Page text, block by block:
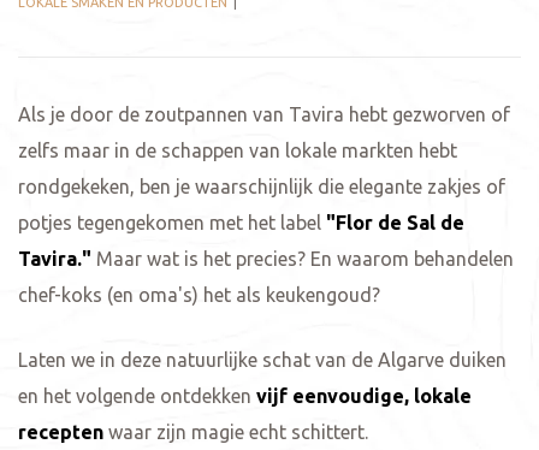
Als je door de zoutpannen van Tavira hebt gezworven of
zelfs maar in de schappen van lokale markten hebt
rondgekeken, ben je waarschijnlijk die elegante zakjes of
potjes tegengekomen met het label "Flor de Sal de
Tavira." Maar wat is het precies? En waarom behandelen
chef-koks (en oma's) het als keukengoud?
Laten we in deze natuurlijke schat van de Algarve duiken
en het volgende ontdekken vijf eenvoudige, lokale
recepten waar zijn magie echt schittert.